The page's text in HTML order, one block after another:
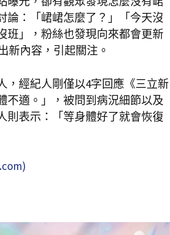
論：「峮峮怎麼了？」「今天沒
班」，粉絲也發現向來都會更新
新內容，引起關注。
，經紀人剛僅以4字回應《三立新
不適。」，被問到病況細節以及
則表示：「等身體好了就會恢復